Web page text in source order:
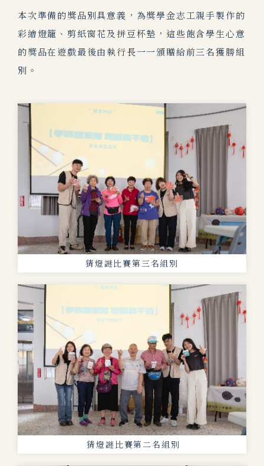
本次準備的獎品別具意義，為獎學金志工親手製作的
彩繪燈籠、剪紙窗花及拼豆杯墊，這些飽含學生心意
的獎品在遊戲最後由執行長一一頒贈給前三名獲勝組
別。
猜燈謎比賽第三名組別
猜燈謎比賽第二名組別